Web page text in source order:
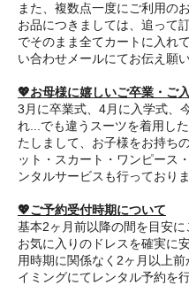
また、複数点一度にご利用の
お品につきましては、追って
でそのまま全てカートに入れ
い合わせメールにてお伝え願い
💖お母様に嬉しいご卒業・ご
3月に卒業式、4月に入学式、
れ...でも違うスーツを着用し
たしまして、お子様をお持ち
ット・スカート・ワンピース
ンタルサービスも行っておりま
💖ご予約受付時期について
基本2ヶ月前以降の間を目安に
お気に入りのドレスを確実に
用時期に関係なく2ヶ月以上
イミングにてレンタル予約を